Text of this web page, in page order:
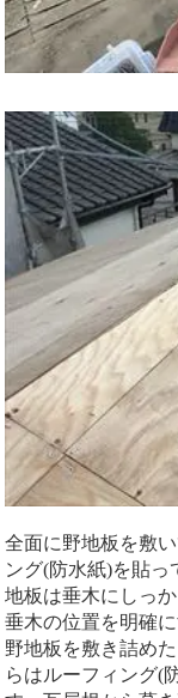
全面に野地板を敷
ング(防水紙)を貼
地板は垂木にしっ
垂木の位置を明確
野地板を敷き詰め
らはルーフィング(